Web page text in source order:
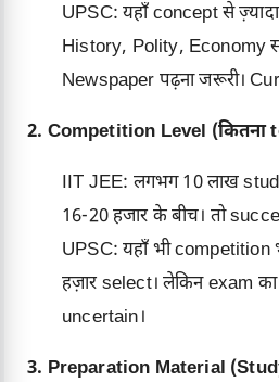
UPSC: यहाँ concept से
History, Polity, Economy
Newspaper पढ़ना जरूरी।
2. Competition Level (कितना
IIT JEE: लगभग 10 लाख
16-20 हजार के बीच। तो
UPSC: यहाँ भी
हज़ार select। लेकिन exam का
uncertain।
3. Preparation Material